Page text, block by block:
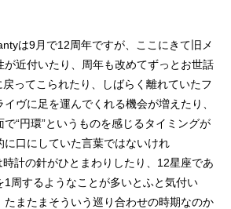
は9月で12周年ですが、ここにきて旧メ
が近付いたり、周年も改めてずっとお世話
ってこられたり、しばらく離れていたフ
ヴに足を運んでくれる機会が増えたり、
“円環”というものを感じるタイミングが
に口にしていた言葉ではないけれ
時計の針がひとまわりしたり、12星座であ
1周するようなことが多いとふと気付い
たまたまそういう巡り合わせの時期なのか